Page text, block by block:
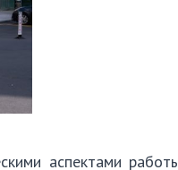
аспектами